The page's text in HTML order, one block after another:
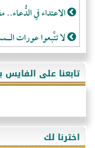
الاعتداء في الدُّعاء..
لا تتَّبعوا عورات
فقه النَّصيحة عند
لَا عِزَّةَ إِلَّا بِالإِسْلَامِ
هذه سبيلنا فماذا
أُسُـسُ بَـيْـتِ الـمُسْـلِمِ
تابعنا على الفايس
اخترنا لك